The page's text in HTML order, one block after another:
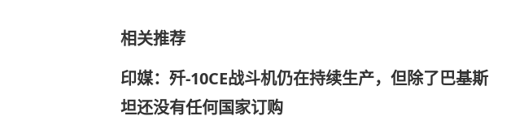
相关推荐
印媒：歼-10CE战斗机仍在持续生产，但除了巴基斯
坦还没有任何国家订购